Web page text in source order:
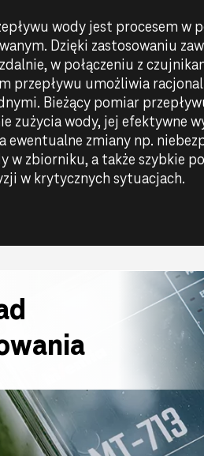
wody jest procesem w
Dzięki zastosowaniu
w połączeniu z
przepływu umożliwia
Bieżący pomiar
zużycia wody, jej efektywne
ewentualne zmiany np.
w zbiorniku, a także szybkie
w krytycznych sytuacjach.